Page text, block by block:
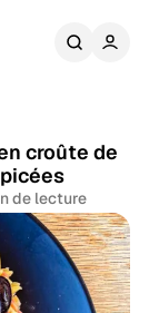
croûte de
de lecture